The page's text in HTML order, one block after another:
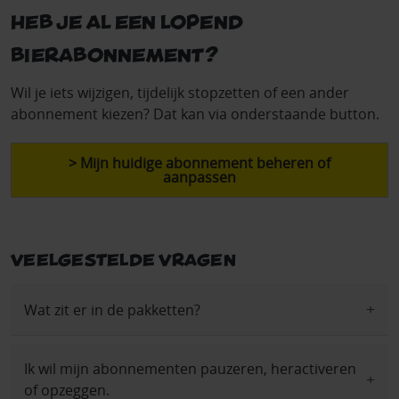
Heb je al een lopend
bierabonnement?
Wil je iets wijzigen, tijdelijk stopzetten of een ander
abonnement kiezen? Dat kan via onderstaande button.
> Mijn huidige abonnement beheren of
aanpassen
Veelgestelde vragen
Wat zit er in de pakketten?
Ik wil mijn abonnementen pauzeren, heractiveren
of opzeggen.